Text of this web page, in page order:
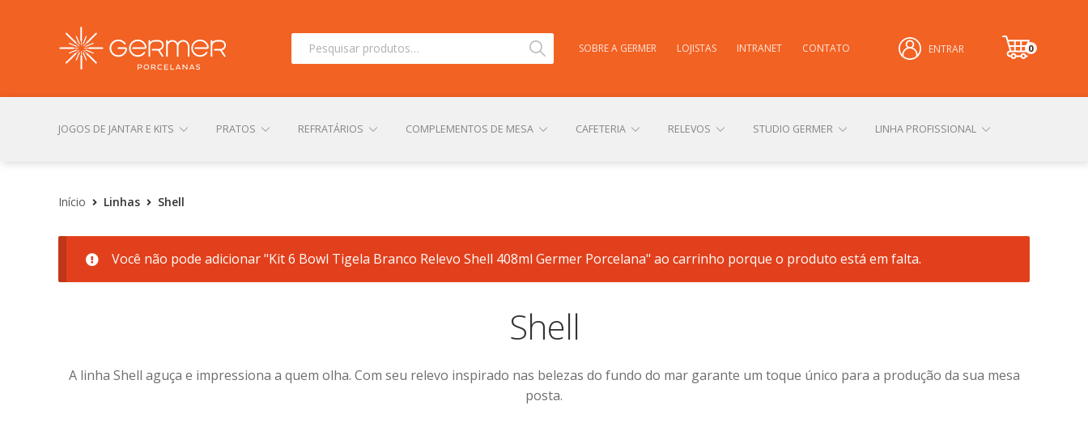
Pesquisar
Pesquisar SOBRE A GERMER LOJISTAS INTRANET CONTATO ENTRAR
0
it
JOGOS DE JANTAR E KITS PRATOS REFRATÁRIOS COMPLEMENTOS DE MESA CAFETERIA RELEVOS STUDIO GERMER LINHA PROFISSIONAL
CONTATO FINALIZAR COMPRA LOJA MINHA CONTA PERSONALIZAÇÃO DE PRODUTOS POLÍTICA DE PRIVACIDADE SOBRE A GERMER
Início Linhas Shell
Você não pode adicionar "Kit 6 Bowl Tigela Branco Relevo Shell 408ml Germer Porcelana" ao carrinho porque o produto está em falta.
Shell
A linha Shell aguça e impressiona a quem olha. Com seu relevo inspirado nas belezas do fundo do mar garante um toque único para a produção da sua mesa
posta.